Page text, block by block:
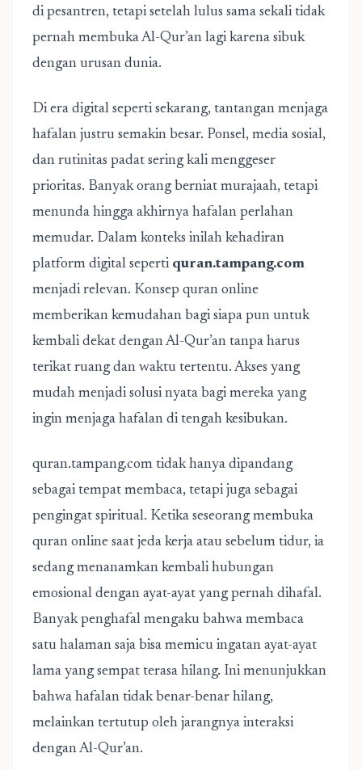
di pesantren, tetapi setelah lulus sama sekali tidak
pernah membuka Al-Qur’an lagi karena sibuk
dengan urusan dunia.
Di era digital seperti sekarang, tantangan menjaga
hafalan justru semakin besar. Ponsel, media sosial,
dan rutinitas padat sering kali menggeser
prioritas. Banyak orang berniat murajaah, tetapi
menunda hingga akhirnya hafalan perlahan
memudar. Dalam konteks inilah kehadiran
platform digital seperti quran.tampang.com
menjadi relevan. Konsep quran online
memberikan kemudahan bagi siapa pun untuk
kembali dekat dengan Al-Qur’an tanpa harus
terikat ruang dan waktu tertentu. Akses yang
mudah menjadi solusi nyata bagi mereka yang
ingin menjaga hafalan di tengah kesibukan.
quran.tampang.com tidak hanya dipandang
sebagai tempat membaca, tetapi juga sebagai
pengingat spiritual. Ketika seseorang membuka
quran online saat jeda kerja atau sebelum tidur, ia
sedang menanamkan kembali hubungan
emosional dengan ayat-ayat yang pernah dihafal.
Banyak penghafal mengaku bahwa membaca
satu halaman saja bisa memicu ingatan ayat-ayat
lama yang sempat terasa hilang. Ini menunjukkan
bahwa hafalan tidak benar-benar hilang,
melainkan tertutup oleh jarangnya interaksi
dengan Al-Qur’an.